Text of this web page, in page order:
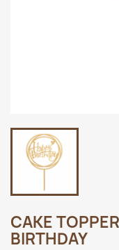
CAKE
BIRTHDAY